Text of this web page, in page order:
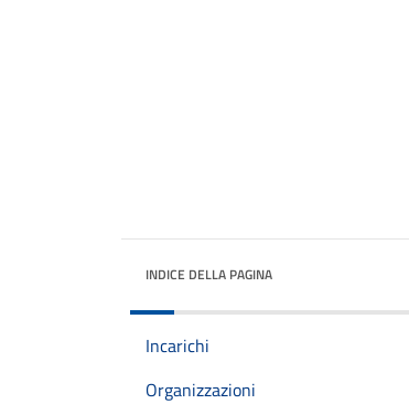
INDICE DELLA PAGINA
Incarichi
Organizzazioni